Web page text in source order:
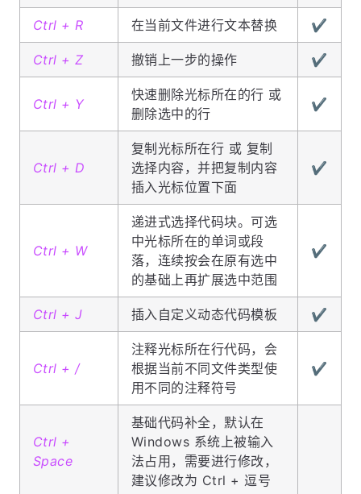
Ctrl + R 在当前文件进行文本替换 ✔️
Ctrl + Z 撤销上一步的操作 ✔️
Ctrl + Y
快速删除光标所在的行 或
删除选中的行
✔️
Ctrl + D
复制光标所在行 或 复制
选择内容，并把复制内容
插入光标位置下面
✔️
Ctrl + W
递进式选择代码块。可选
中光标所在的单词或段
落，连续按会在原有选中
的基础上再扩展选中范围
✔️
Ctrl + J 插入自定义动态代码模板 ✔️
Ctrl + /
注释光标所在行代码，会
根据当前不同文件类型使
用不同的注释符号
✔️
Ctrl +
Space
基础代码补全，默认在
Windows 系统上被输入
法占用，需要进行修改，
建议修改为 Ctrl + 逗号